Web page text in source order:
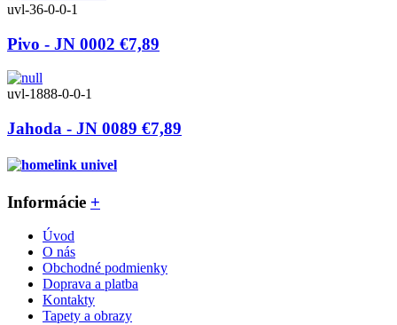
uvl-36-0-0-1
Pivo - JN 0002 €7,89
uvl-1888-0-0-1
Jahoda - JN 0089 €7,89
Informácie +
Úvod
O nás
Obchodné podmienky
Doprava a platba
Kontakty
Tapety a obrazy